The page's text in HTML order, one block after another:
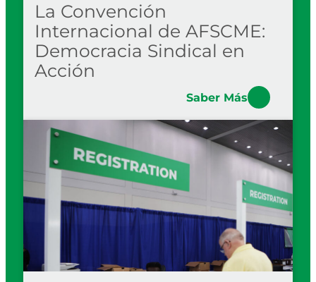
La Convención
Internacional de AFSCME:
Democracia Sindical en
Acción
Saber Más